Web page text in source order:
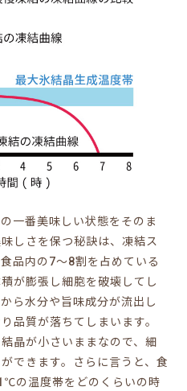
一番美味しい状態をそのま
しさを保つ秘訣は、凍結ス
品内の7～8割を占めている
が膨張し細胞を破壊してし
ら水分や旨味成分が流出し
品質が落ちてしまいます。
晶が小さいままなので、細
できます。さらに言うと、食
の温度帯をどのくらいの時